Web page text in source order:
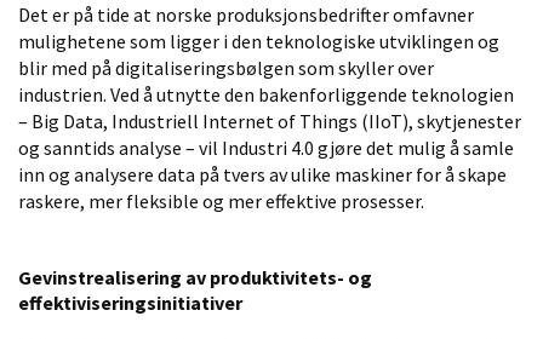
Det er på tide at norske produksjonsbedrifter omfavner
mulighetene som ligger i den teknologiske utviklingen og
blir med på digitaliseringsbølgen som skyller over
industrien. Ved å utnytte den bakenforliggende teknologien
– Big Data, Industriell Internet of Things (IIoT), skytjenester
og sanntids analyse – vil Industri 4.0 gjøre det mulig å samle
inn og analysere data på tvers av ulike maskiner for å skape
raskere, mer fleksible og mer effektive prosesser.
Gevinstrealisering av produktivitets- og
effektiviseringsinitiativer